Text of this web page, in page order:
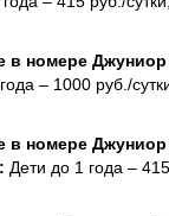
в номере
– 1000 руб./
в номере
Дети до 1 года –